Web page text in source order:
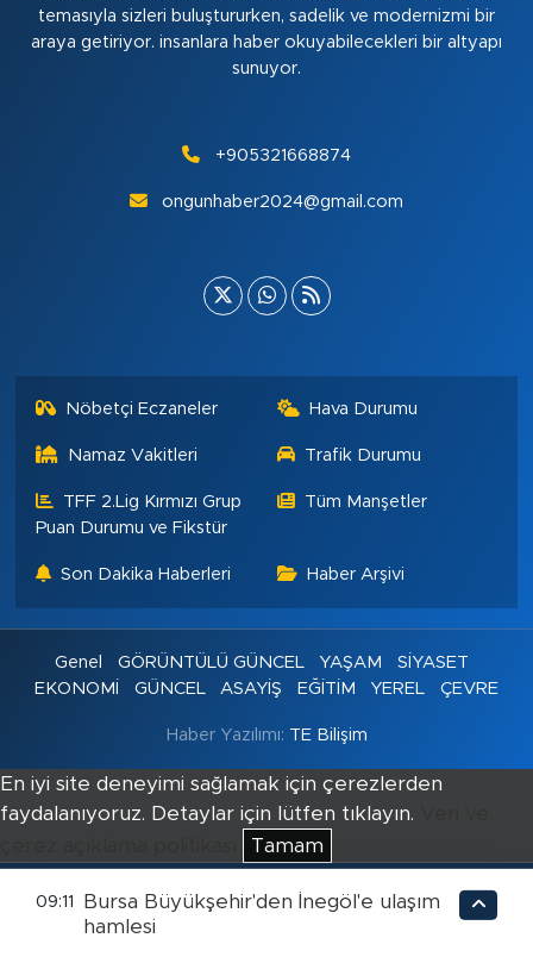
temasıyla sizleri buluştururken, sadelik ve modernizmi bir
araya getiriyor. insanlara haber okuyabilecekleri bir altyapı
sunuyor.
+905321668874
ongunhaber2024@gmail.com
Nöbetçi Eczaneler Hava Durumu
Namaz Vakitleri Trafik Durumu
TFF 2.Lig Kırmızı Grup
Puan Durumu ve Fikstür
Tüm Manşetler
Son Dakika Haberleri Haber Arşivi
Genel GÖRÜNTÜLÜ GÜNCEL YAŞAM
SİYASET
EKONOMİ
GÜNCEL ASAYİŞ EĞİTİM YEREL ÇEVRE
Haber Yazılımı: TE Bilişim
En iyi site deneyimi sağlamak için çerezlerden
faydalanıyoruz. Detaylar için lütfen tıklayın.
Tamam
09:11
Bursa Büyükşehir'den İnegöl'e ulaşım
hamlesi